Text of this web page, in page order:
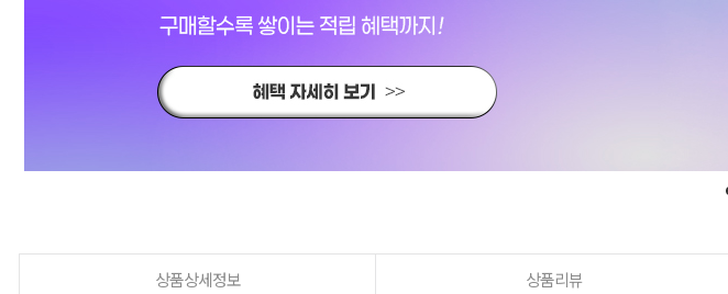
상품상세정보 상품리뷰